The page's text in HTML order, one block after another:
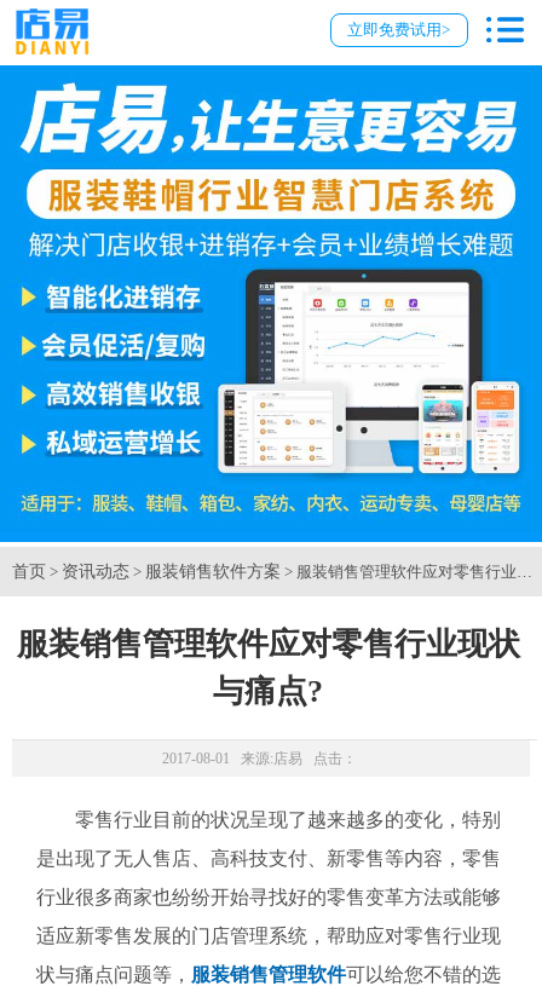
立即免费试用>
首页 > 资讯动态 > 服装销售软件方案 > 服装销售管理软件应对零售行业现
服装销售管理软件应对零售行业现状
与痛点?
2017-08-01 来源:店易 点击：
零售行业目前的状况呈现了越来越多的变化，特别
是出现了无人售店、高科技支付、新零售等内容，零售
行业很多商家也纷纷开始寻找好的零售变革方法或能够
适应新零售发展的门店管理系统，帮助应对零售行业现
状与痛点问题等， 服装销售管理软件可以给您不错的选